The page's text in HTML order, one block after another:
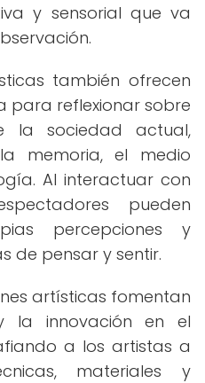
y sensorial que va
también ofrecen
para reflexionar sobre
la sociedad actual,
memoria, el medio
Al interactuar con
pueden
percepciones y
de pensar y sentir.
artísticas fomentan
la innovación en el
a los artistas a
materiales y